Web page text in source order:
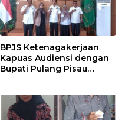
BPJS Ketenagakerjaan
Kapuas Audiensi dengan
Bupati Pulang Pisau
Pekerja Rentan